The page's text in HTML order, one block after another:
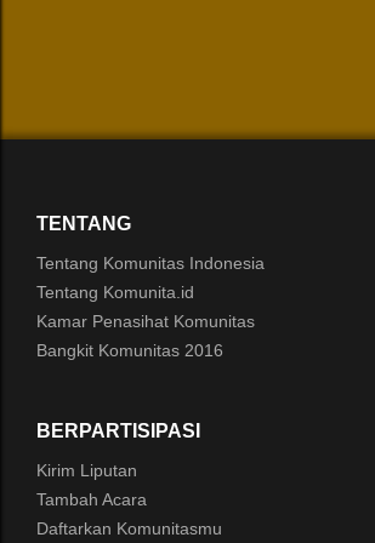
TENTANG
Tentang Komunitas Indonesia
Tentang Komunita.id
Kamar Penasihat Komunitas
Bangkit Komunitas 2016
BERPARTISIPASI
Kirim Liputan
Tambah Acara
Daftarkan Komunitasmu